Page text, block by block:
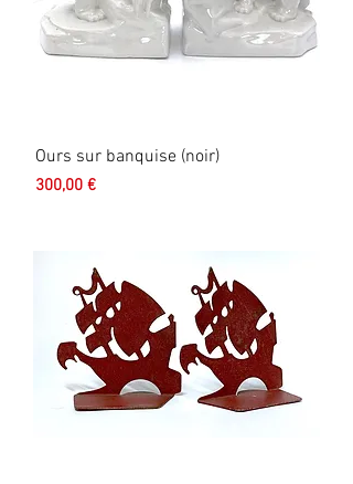
Ours sur banquise (noir)
Prix
300,00 €